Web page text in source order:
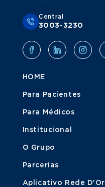
Central
3003-3230
HOME
Para Pacientes
Para Médicos
Institucional
O Grupo
Parcerias
Aplicativo Rede D'Or